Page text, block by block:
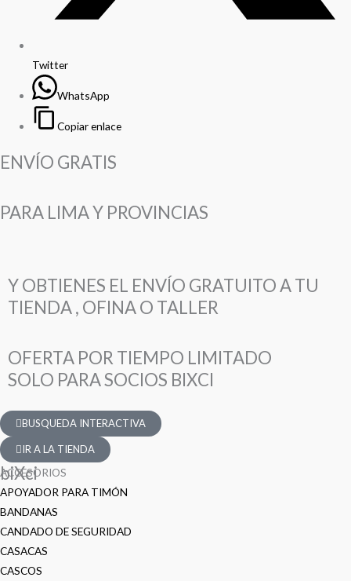
Twitter
WhatsApp
Copiar enlace
ENVÍO GRATIS
PARA LIMA Y PROVINCIAS
Y OBTIENES EL ENVÍO GRATUITO A TU
TIENDA , OFINA O TALLER
OFERTA POR TIEMPO LIMITADO
SOLO PARA SOCIOS BIXCI
BUSQUEDA INTERACTIVA
IR A LA TIENDA
ACCESORIOS
APOYADOR PARA TIMÓN
BANDANAS
CANDADO DE SEGURIDAD
CASACAS
CASCOS
biXci